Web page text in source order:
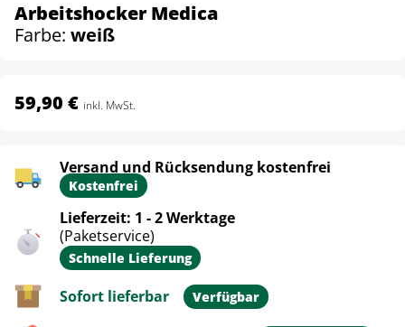
Arbeitshocker Medica
Farbe: weiß
59,90 € inkl. MwSt.
Versand und Rücksendung kostenfrei
Kostenfrei
Lieferzeit: 1 - 2 Werktage
(Paketservice)
Schnelle Lieferung
Sofort lieferbar Verfügbar